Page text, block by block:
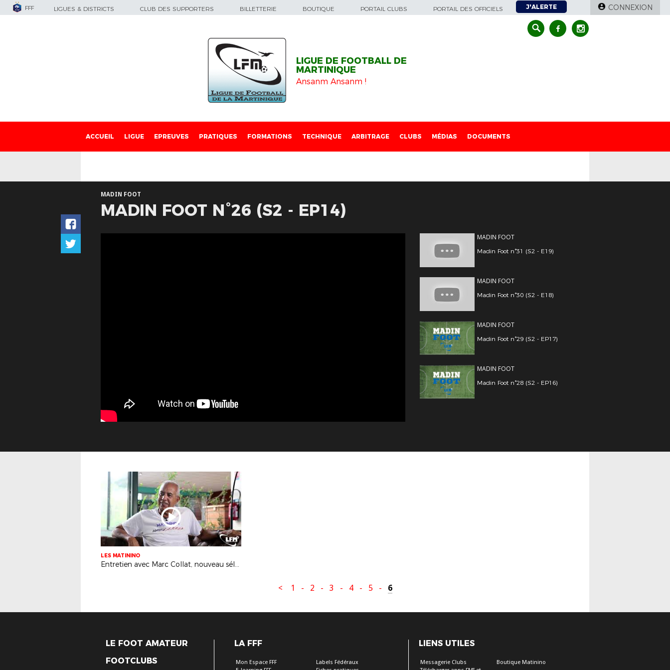
FFF LIGUES & DISTRICTS CLUB DES SUPPORTERS BILLETTERIE BOUTIQUE PORTAIL CLUBS PORTAIL DES OFFICIELS J'ALERTE CONNEXION
LIGUE DE FOOTBALL DE
MARTINIQUE
Ansanm Ansanm !
ACCUEIL LIGUE EPREUVES PRATIQUES FORMATIONS TECHNIQUE ARBITRAGE CLUBS MÉDIAS DOCUMENTS
MADIN FOOT
MADIN FOOT N°26 (S2 - EP14)
MADIN FOOT
Madin Foot n°31 (S2 - E19)
MADIN FOOT
Madin Foot n°30 (S2 - E18)
MADIN FOOT
Madin Foot n°29 (S2 - EP17)
MADIN FOOT
Madin Foot n°28 (S2 - EP16)
LES MATININO
Entretien avec Marc Collat, nouveau sélectionneur des Matinino
< 1 - 2 - 3 - 4 - 5 - 6
LE FOOT AMATEUR
FOOTCLUBS
LA FFF
Mon Espace FFF
Labels Fédéraux
LIENS UTILES
Messagerie Clubs
Boutique Matinino